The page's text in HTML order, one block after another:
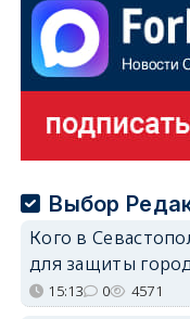
Выбор
Кого в
для защиты
15:13 0 4571